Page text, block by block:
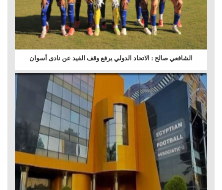
الشافعي صالح : الاتحاد الدولي يرفع وقف القيد عن نادى أسوان